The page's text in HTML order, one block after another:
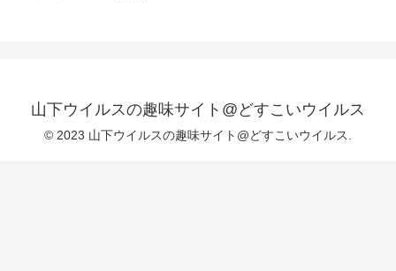
山下ウイルスの趣味サイト@どすこいウイルス
© 2023 山下ウイルスの趣味サイト@どすこいウイルス.